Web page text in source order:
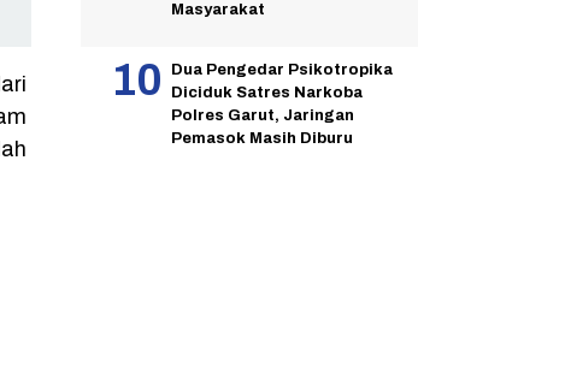
Masyarakat
Dua Pengedar Psikotropika
Diciduk Satres Narkoba
Polres Garut, Jaringan
Pemasok Masih Diburu